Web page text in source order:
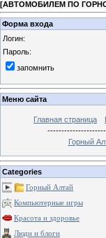
[АВТОМОБИЛЕМ ПО
Форма входа
Логин:
Пароль:
запомнить
Меню сайта
Главная страница
Горный
Categories
Горный Алтай
Компьютерные игры
Красота и здоровье
Люди и блоги